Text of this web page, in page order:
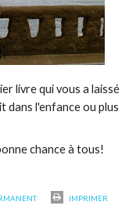
livre qui vous a laissé
dans l'enfance ou plus
chance à tous!
IMPRIMER